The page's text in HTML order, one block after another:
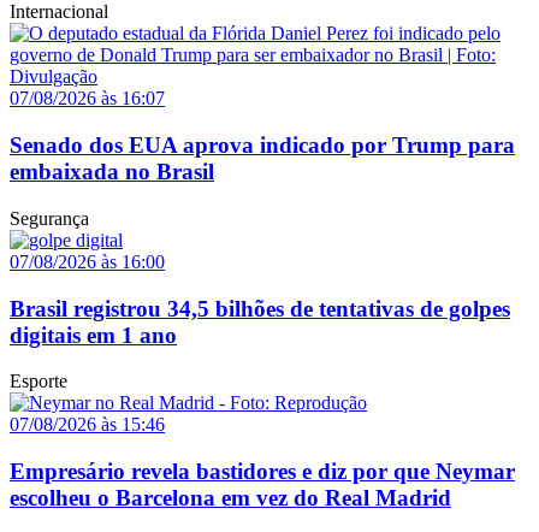
Internacional
07/08/2026 às 16:07
Senado dos EUA aprova indicado por Trump para
embaixada no Brasil
Segurança
07/08/2026 às 16:00
Brasil registrou 34,5 bilhões de tentativas de golpes
digitais em 1 ano
Esporte
07/08/2026 às 15:46
Empresário revela bastidores e diz por que Neymar
escolheu o Barcelona em vez do Real Madrid